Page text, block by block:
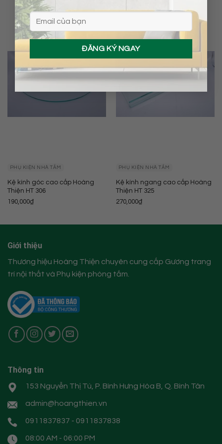
PHỤ KIỆN NHÀ TẮM
Kệ kính góc cao cấp Hoàng
Thiện HT 306
190,000₫
PHỤ KIỆN NHÀ TẮM
Kệ kính ngang cao cấp Hoàng
Thiện HT 325
270,000₫
Giới thiệu
Thương hiệu Hoàng Thiện chuyên cung cấp Gương trang
trí nội thất và Phụ kiện phòng tắm.
Thông tin
153 Nguyễn Thị Tú, P. Bình Hưng Hòa B, Q. Bình Tân
admin@hoangthien.vn
0911837837 - 0911837838
08:00 AM - 06:00 PM